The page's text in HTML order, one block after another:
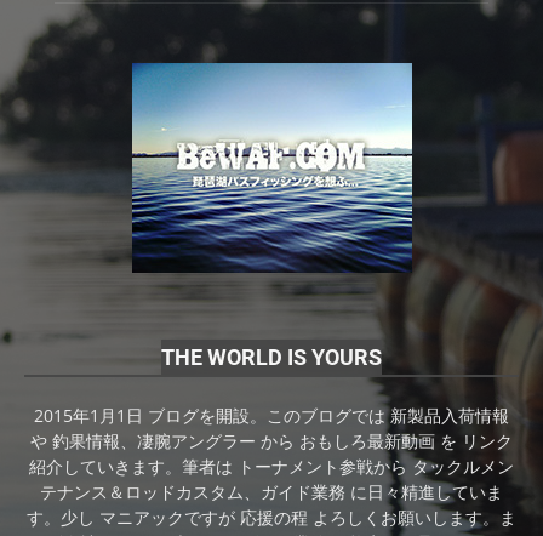
THE WORLD IS YOURS
2015年1月1日 ブログを開設。このブログでは 新製品入荷情報
や 釣果情報、凄腕アングラー から おもしろ最新動画 を リンク
紹介していきます。筆者は トーナメント参戦から タックルメン
テナンス＆ロッドカスタム、ガイド業務 に日々精進していま
す。少し マニアックですが 応援の程 よろしくお願いします。ま